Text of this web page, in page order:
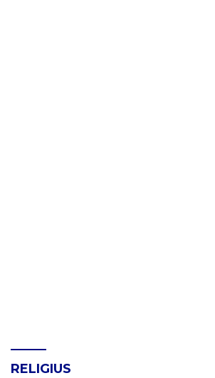
RELIGIUS